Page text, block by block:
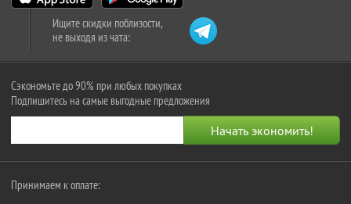
Ищите скидки поблизости,
не выходя из чата:
Сэкономьте до 90% при любых покупках
Подпишитесь на самые выгодные предложения
Принимаем к оплате: